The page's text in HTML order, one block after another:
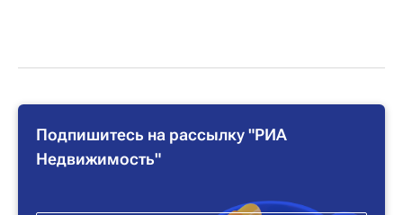
Подпишитесь на рассылку "РИА
Недвижимость"